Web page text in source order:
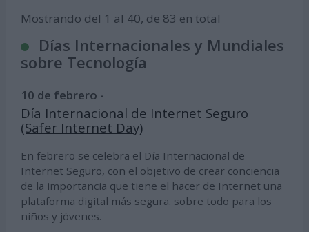
Mostrando del 1 al 40, de 83 en total
Días Internacionales y Mundiales
sobre Tecnología
10 de febrero -
Día Internacional de Internet Seguro
(Safer Internet Day)
En febrero se celebra el Día Internacional de
Internet Seguro, con el objetivo de crear conciencia
de la importancia que tiene el hacer de Internet una
plataforma digital más segura. sobre todo para los
niños y jóvenes.